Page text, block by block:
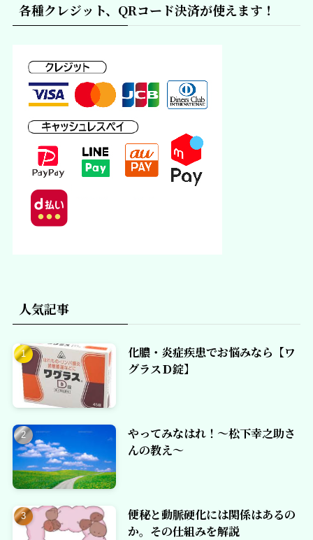
各種クレジット、QRコード決済が使えます！
人気記事
化膿・炎症疾患でお悩みなら【ワ
グラスＤ錠】
やってみなはれ！～松下幸之助さ
んの教え～
便秘と動脈硬化には関係はあるの
か。その仕組みを解説